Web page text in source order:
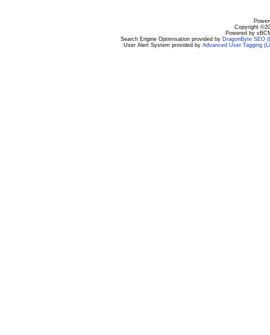
Copyright
Powered by
Search Engine Optimisation provided by DragonByte SEO
User Alert System provided by Advanced User Tagging